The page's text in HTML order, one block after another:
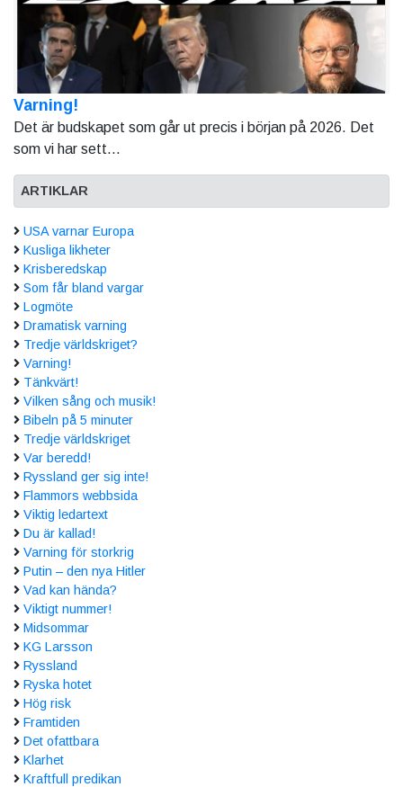
Varning!
Det är budskapet som går ut precis i början på 2026. Det
som vi har sett...
ARTIKLAR
USA varnar Europa
Kusliga likheter
Krisberedskap
Som får bland vargar
Logmöte
Dramatisk varning
Tredje världskriget?
Varning!
Tänkvärt!
Vilken sång och musik!
Bibeln på 5 minuter
Tredje världskriget
Var beredd!
Ryssland ger sig inte!
Flammors webbsida
Viktig ledartext
Du är kallad!
Varning för storkrig
Putin – den nya Hitler
Vad kan hända?
Viktigt nummer!
Midsommar
KG Larsson
Ryssland
Ryska hotet
Hög risk
Framtiden
Det ofattbara
Klarhet
Kraftfull predikan